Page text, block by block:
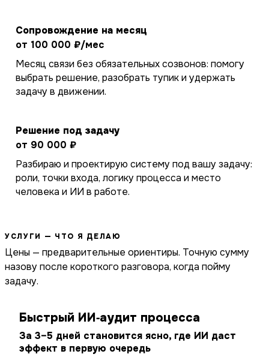
УСЛУГИ — ЧТО Я ДЕЛАЮ
Цены — предварительные ориентиры. Точную сумму
назову после короткого разговора, когда пойму
задачу.
Быстрый ИИ‑аудит процесса
За 3–5 дней становится ясно, где ИИ даст
эффект в первую очередь
Сопровождение на месяц
от 100 000 ₽/мес
Месяц связи без обязательных созвонов: помогу
выбрать решение, разобрать тупик и удержать
задачу в движении.
Решение под задачу
от 90 000 ₽
Разбираю и проектирую систему под вашу задачу:
роли, точки входа, логику процесса и место
человека и ИИ в работе.